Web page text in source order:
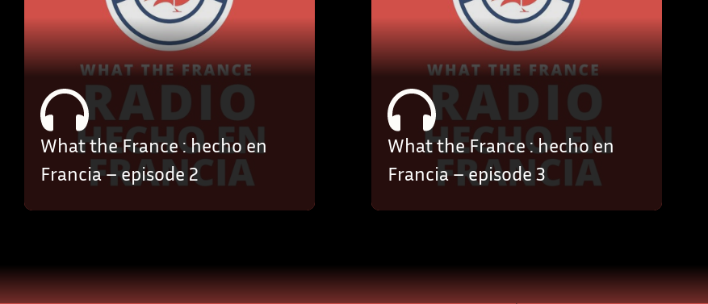
What the France : hecho en
Francia – episode 2
What the France : hecho en
Francia – episode 3